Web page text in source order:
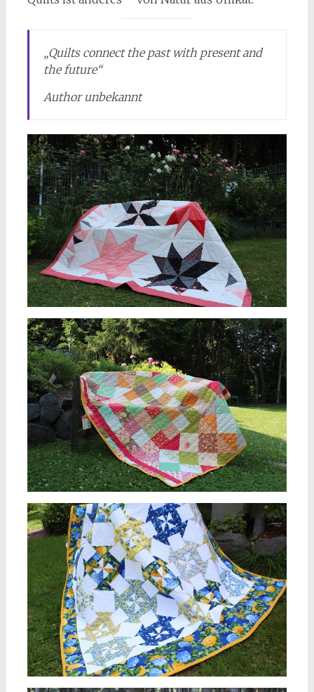
„Quilts connect the past with present and
the future“
Author unbekannt